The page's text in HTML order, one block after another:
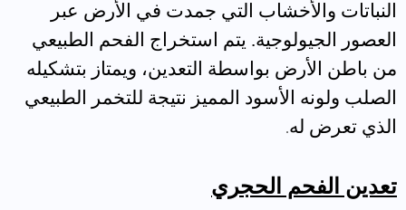
النباتات والأخشاب التي جمدت في الأرض عبر
العصور الجيولوجية. يتم استخراج الفحم الطبيعي
من باطن الأرض بواسطة التعدين، ويمتاز بتشكيله
الصلب ولونه الأسود المميز نتيجة للتخمر الطبيعي
الذي تعرض له.
تعدين الفحم الحجري